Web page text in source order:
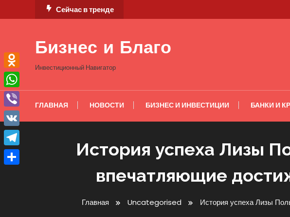
к
Сейчас в тренде
Бизнес и Благо
Инвестиционный Навигатор
ГЛАВНАЯ НОВОСТИ БИЗНЕС И ИНВЕСТИЦИИ БАНКИ И
История успеха Лизы
впечатляющие
Главная Uncategorised История успеха Лизы
Odnoklassniki
WhatsApp
Viber
VK
Telegram